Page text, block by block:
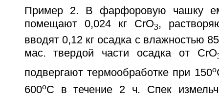
Пример 2. В фарфоровую чашку
помещают 0,024 кг CrO3,
вводят 0,12 кг осадка с влажностью
мас. твердой части осадка от CrO
подвергают термообработке при 150o
600oC в течение 2 ч. Спек